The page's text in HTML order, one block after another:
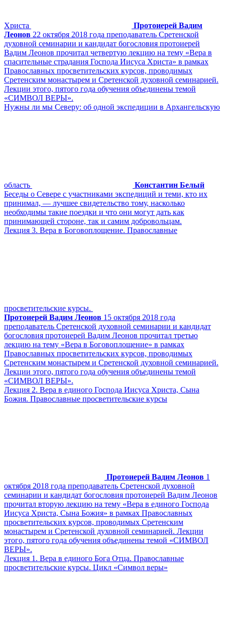
Христа
Протоиерей Вадим
Леонов 22 октября 2018 года преподаватель Сретенской
духовной семинарии и кандидат богословия протоиерей
Вадим Леонов прочитал четвертую лекцию на тему «Вера в
спасительные страдания Господа Иисуса Христа» в рамках
Православных просветительских курсов, проводимых
Сретенским монастырем и Сретенской духовной семинарией.
Лекции этого, пятого года обучения объединены темой
«СИМВОЛ ВЕРЫ».
Нужны ли мы Северу: об одной экспедиции в Архангельскую
область
Константин Белый
Беседы о Севере с участниками экспедиций и теми, кто их
принимал, — лучшее свидетельство тому, насколько
необходимы такие поездки и что они могут дать как
принимающей стороне, так и самим добровольцам.
Лекция 3. Вера в Боговоплощение. Православные
просветительские курсы.
Протоиерей Вадим Леонов 15 октября 2018 года
преподаватель Сретенской духовной семинарии и кандидат
богословия протоиерей Вадим Леонов прочитал третью
лекцию на тему «Вера в Боговоплощение» в рамках
Православных просветительских курсов, проводимых
Сретенским монастырем и Сретенской духовной семинарией.
Лекции этого, пятого года обучения объединены темой
«СИМВОЛ ВЕРЫ».
Лекция 2. Вера в единого Господа Иисуса Христа, Сына
Божия. Православные просветительские курсы
Протоиерей Вадим Леонов 1
октября 2018 года преподаватель Сретенской духовной
семинарии и кандидат богословия протоиерей Вадим Леонов
прочитал вторую лекцию на тему «Вера в единого Господа
Иисуса Христа, Сына Божия» в рамках Православных
просветительских курсов, проводимых Сретенским
монастырем и Сретенской духовной семинарией. Лекции
этого, пятого года обучения объединены темой «СИМВОЛ
ВЕРЫ».
Лекция 1. Вера в единого Бога Отца. Православные
просветительские курсы. Цикл «Символ веры»